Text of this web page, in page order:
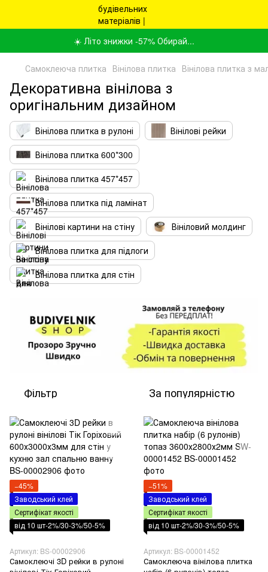
☀️ Літо знижки -57% Обирай...
Самоклеюча плитка Вінілова плитка Вінілова плитка з
Декоративна вінілова з
оригінальним дизайном
Вінілова плитка в рулоні
Вінілові рейки
Вінілова плитка 600*300
Вінілова плитка 457*457
Вінілова плитка під ламінат
Вінілові картини на стіну
Вініловий молдинг
Вінілова плитка для підлоги
Вінілова плитка для стін
Фільтр За популярністю
−45%
Заводський клей
Сертифікат якості
від 10 шт-2%/30-3%/50-5%
Артикул: BS-00002906
Самоклеючі 3D рейки в рулоні
−51%
Заводський клей
Сертифікат якості
від 10 шт-2%/30-3%/50-5%
Артикул: BS-00001452
Самоклеюча вінілова плитка